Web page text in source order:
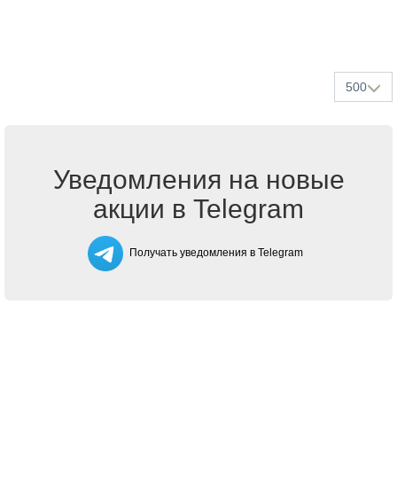
500
Уведомления на новые
акции в Telegram
Получать уведомления в Telegram